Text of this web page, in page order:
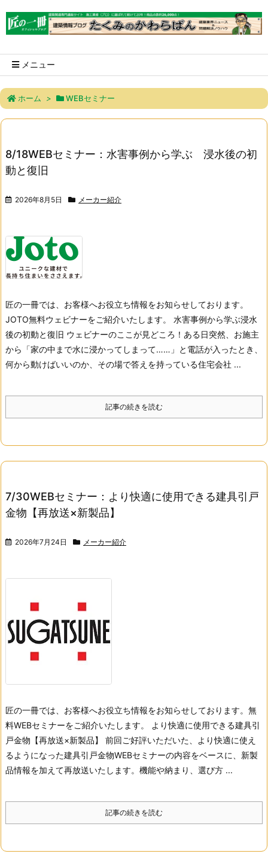
メニュー
ホーム > WEBセミナー
8/18WEBセミナー：水害事例から学ぶ 浸水後の初
動と復旧
2026年8月5日 メーカー紹介
匠の一冊では、お客様へお役立ち情報をお知らせしております。
JOTO無料ウェビナーをご紹介いたします。 水害事例から学ぶ浸水
後の初動と復旧 ウェビナーのここが見どころ！ある日突然、お施主
から「家の中まで水に浸かってしまって……」と電話が入ったとき、
何から動けばいいのか、その場で答えを持っている住宅会社 ...
記事の続きを読む
7/30WEBセミナー：より快適に使用できる建具引戸
金物【再放送×新製品】
2026年7月24日 メーカー紹介
匠の一冊では、お客様へお役立ち情報をお知らせしております。無
料WEBセミナーをご紹介いたします。 より快適に使用できる建具引
戸金物【再放送×新製品】 前回ご好評いただいた、より快適に使え
るようになった建具引戸金物WEBセミナーの内容をベースに、新製
品情報を加えて再放送いたします。機能や納まり、選び方 ...
記事の続きを読む